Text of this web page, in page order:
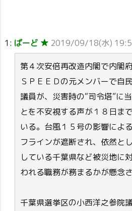
1: ばーど ★ 2019/09/18(水)
第４次安倍再改造内閣で内閣
ＳＰＥＥＤの元メンバーで自
議員が、災害時の“司令塔”に
とを不安視する声が１８日ま
いる。台風１５号の影響によ
フラインが遮断され、依然と
している千葉県など被災地に
われる職務が務まるかが懸念
千葉県選挙区の小西洋之参院